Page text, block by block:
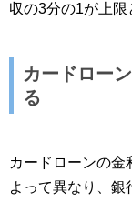
収の3分の1が上限
カードロー
る
カードローンの金
よって異なり、銀